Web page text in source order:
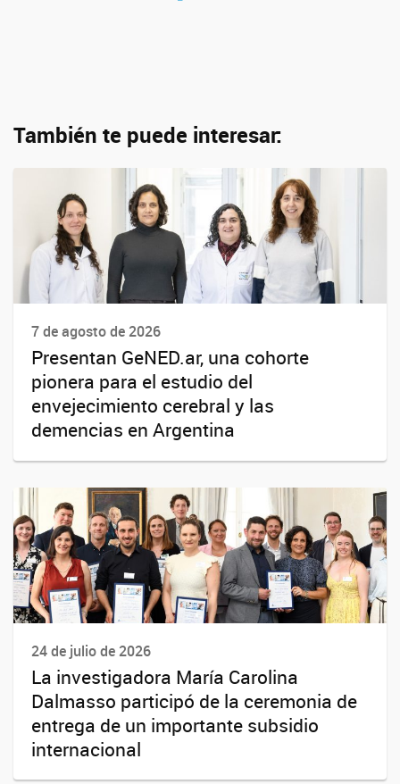
También te puede interesar:
7 de agosto de 2026
Presentan GeNED.ar, una cohorte
pionera para el estudio del
envejecimiento cerebral y las
demencias en Argentina
24 de julio de 2026
La investigadora María Carolina
Dalmasso participó de la ceremonia de
entrega de un importante subsidio
internacional